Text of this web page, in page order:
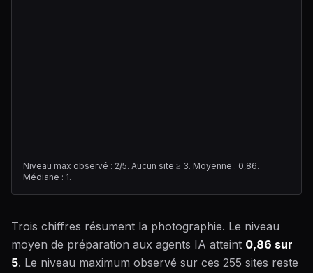
Niveau max observé : 2/5. Aucun site ≥ 3. Moyenne : 0,86.
Médiane : 1.
Trois chiffres résument la photographie. Le niveau
moyen de préparation aux agents IA atteint 0,86 sur
5. Le niveau maximum observé sur ces 255 sites reste